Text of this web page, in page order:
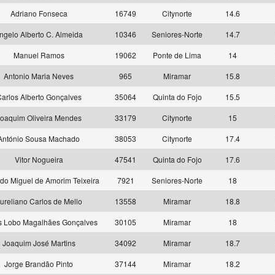
Adriano Fonseca
16749 Citynorte 14.6
Alberto C. Almeida
10346 Seniores-Norte 14.7
Manuel Ramos
19062 Ponte de Lima 14
Antonio Maria Neves
965 Miramar 15.8
Alberto Gonçalves
35064 Quinta do Fojo 15.5
Oliveira Mendes
33179 Citynorte 15
Sousa Machado
38053 Citynorte 17.4
Vitor Nogueira
47541 Quinta do Fojo 17.6
Miguel de Amorim Teixeira
7921 Seniores-Norte 18
Carlos de Mello
13558 Miramar 18.8
Lobo Magalhães Gonçalves
30105 Miramar 18
Joaquim José Martins
34092 Miramar 18.7
Jorge Brandão Pinto
37144 Miramar 18.2